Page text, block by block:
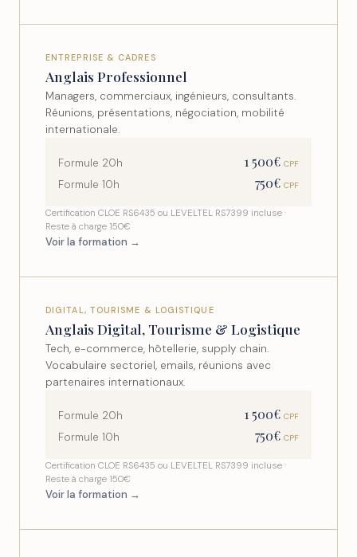
ENTREPRISE & CADRES
Anglais Professionnel
Managers, commerciaux, ingénieurs, consultants.
Réunions, présentations, négociation, mobilité
internationale.
Formule 20h 1 500€ CPF
Formule 10h 750€ CPF
Certification CLOE RS6435 ou LEVELTEL RS7399 incluse ·
Reste à charge 150€
Voir la formation →
DIGITAL, TOURISME & LOGISTIQUE
Anglais Digital, Tourisme & Logistique
Tech, e-commerce, hôtellerie, supply chain.
Vocabulaire sectoriel, emails, réunions avec
partenaires internationaux.
Formule 20h 1 500€ CPF
Formule 10h 750€ CPF
Certification CLOE RS6435 ou LEVELTEL RS7399 incluse ·
Reste à charge 150€
Voir la formation →